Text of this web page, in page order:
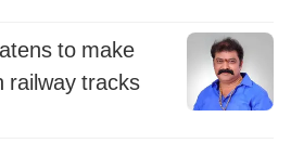
to make
railway tracks